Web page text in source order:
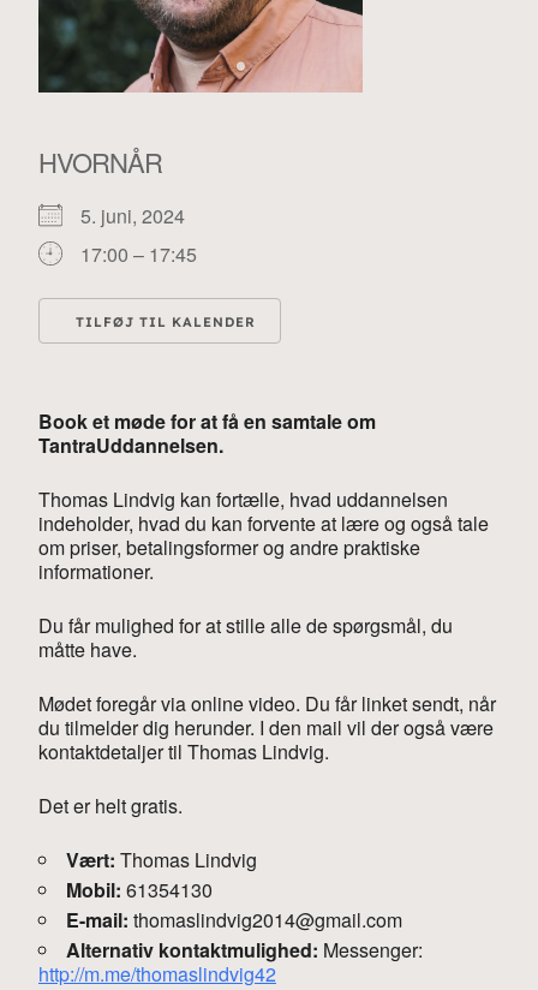
HVORNÅR
5. juni, 2024
17:00 – 17:45
TILFØJ TIL KALENDER
Book et møde for at få en samtale om
TantraUddannelsen.
Thomas Lindvig kan fortælle, hvad uddannelsen
indeholder, hvad du kan forvente at lære og også tale
om priser, betalingsformer og andre praktiske
informationer.
Du får mulighed for at stille alle de spørgsmål, du
måtte have.
Mødet foregår via online video. Du får linket sendt, når
du tilmelder dig herunder. I den mail vil der også være
kontaktdetaljer til Thomas Lindvig.
Det er helt gratis.
Vært: Thomas Lindvig
Mobil: 61354130
E-mail: thomaslindvig2014@gmail.com
Alternativ kontaktmulighed: Messenger:
http://m.me/thomaslindvig42